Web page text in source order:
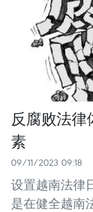
反腐败法
素
09/11/2023 09:18
设置越南法律
是在健全越南